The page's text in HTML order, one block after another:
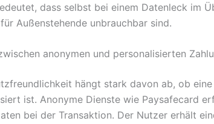
dass selbst bei einem Datenleck im
Außenstehende unbrauchbar sind.
anonymen und personalisierten
hängt stark davon ab, ob
ist. Anonyme Dienste wie Paysafecard
bei der Transaktion. Der Nutzer erhält